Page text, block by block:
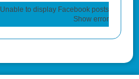
Unable to display Facebook posts.
Show error